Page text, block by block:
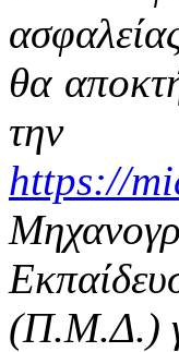
θα
την
https://
(Π.Μ.Δ.)